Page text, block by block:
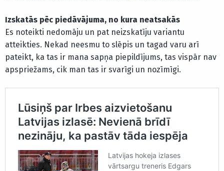
Izskatās pēc piedāvājuma, no kura neatsakās
Es noteikti nedomāju un pat neizskatīju variantu
atteikties. Nekad neesmu to slēpis un tagad varu arī
pateikt, ka tas ir mana sapņa piepildījums, tas vispār nav
apspriežams, cik man tas ir svarīgi un nozīmīgi.